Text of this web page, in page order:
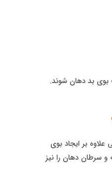
بوی بد دهان شوند.
بر ایجاد بوی
و سرطان دهان را نیز